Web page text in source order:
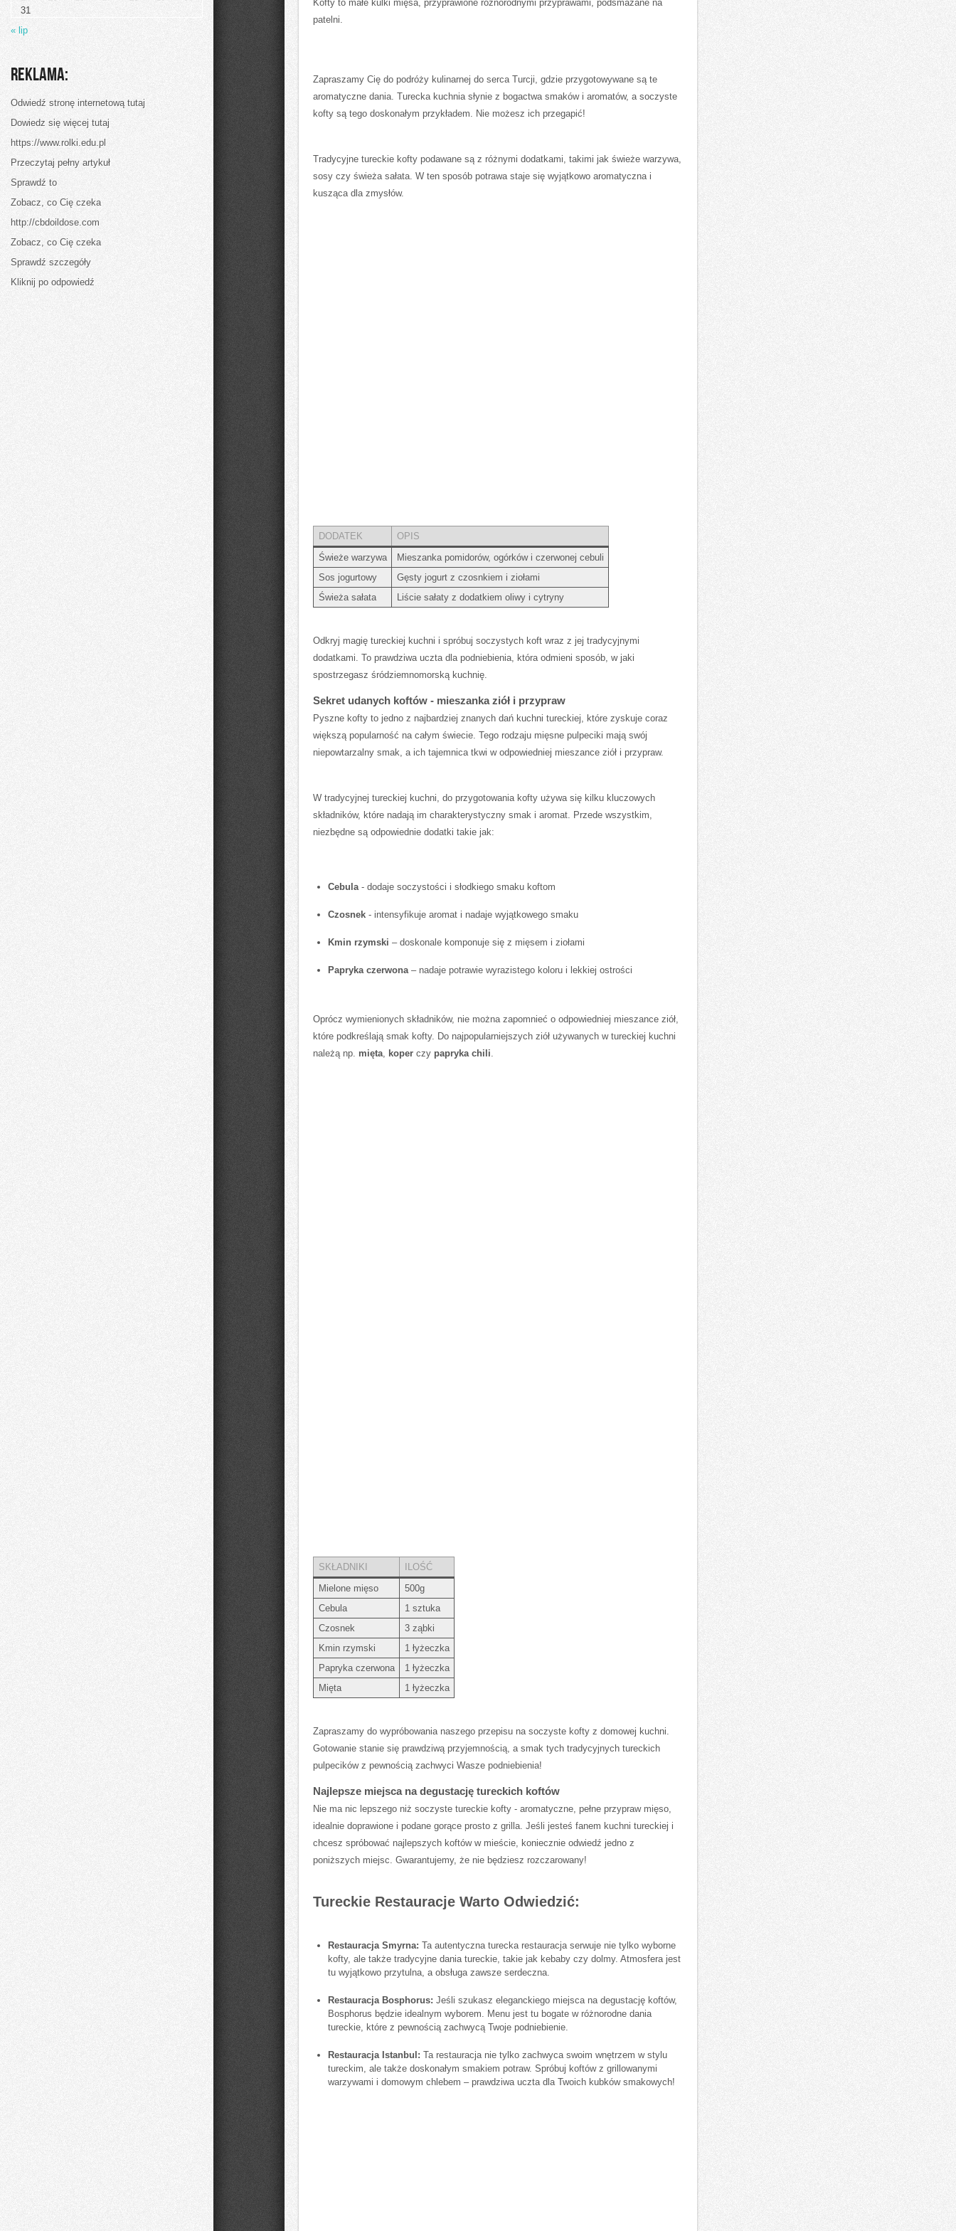
⁤Kofty to małe kulki ⁢mięsa, przyprawione różnorodnymi przyprawami, ​podsmażane ​na
patelni.
Zapraszamy Cię do podróży‍ kulinarnej do serca⁤ Turcji, gdzie przygotowywane ⁤są te
aromatyczne dania. Turecka kuchnia słynie z bogactwa smaków i aromatów, a soczyste
kofty są tego doskonałym przykładem. Nie możesz​ ich przegapić!
Tradycyjne tureckie ⁢kofty podawane są z różnymi dodatkami, ‍takimi jak⁢ świeże warzywa,⁢
sosy ‌czy ⁢świeża⁣ sałata. W ten sposób ⁣potrawa​ staje się wyjątkowo⁢ aromatyczna i
kusząca dla zmysłów.
DODATEK
OPIS
Świeże ⁤warzywa
Mieszanka pomidorów, ogórków i czerwonej cebuli
Sos ⁣jogurtowy
Gęsty jogurt z‍ czosnkiem i ziołami
Świeża ‍sałata
Liście sałaty z dodatkiem oliwy i ⁤cytryny
Odkryj magię tureckiej kuchni​ i spróbuj soczystych koft wraz​ z ‍jej tradycyjnymi
dodatkami.⁤ To prawdziwa⁤ uczta‌ dla podniebienia, która odmieni sposób, w jaki
spostrzegasz ⁤śródziemnomorską kuchnię.
Sekret udanych koftów -‌ mieszanka ziół ⁣i przypraw
Pyszne kofty to jedno z najbardziej znanych​ dań kuchni tureckiej,⁢ które zyskuje coraz
większą⁤ popularność na całym świecie. Tego rodzaju mięsne⁣ pulpeciki mają swój
niepowtarzalny smak, a ich tajemnica‌ tkwi w odpowiedniej mieszance ziół i przypraw.
W tradycyjnej tureckiej kuchni, do przygotowania ​kofty używa się kilku kluczowych
składników, które ​nadają im charakterystyczny⁣ smak i‍ aromat. Przede ⁣wszystkim,
niezbędne są odpowiednie dodatki takie jak:
Cebula⁢- ⁤dodaje soczystości ​i słodkiego smaku⁢ koftom
Czosnek‌- intensyfikuje aromat⁢ i nadaje wyjątkowego ⁢smaku
Kmin rzymski – doskonale komponuje się z mięsem i‍ ziołami
Papryka czerwona– nadaje potrawie wyrazistego ‌koloru⁢ i lekkiej ⁣ostrości
Oprócz wymienionych składników, nie można zapomnieć o odpowiedniej mieszance ziół,⁣
które⁤ podkreślają smak kofty.‌ Do najpopularniejszych ziół ​używanych w tureckiej kuchni
należą np.⁣ mięta, koper czy papryka chili.
SKŁADNIKI
ILOŚĆ
Mielone mięso
500g
Cebula
1 sztuka
Czosnek
3 ‌ząbki
Kmin rzymski
1 łyżeczka
Papryka czerwona
1 ‌łyżeczka
Mięta
1 łyżeczka
Zapraszamy​ do wypróbowania ‌naszego ​przepisu na ⁣soczyste kofty ⁤z domowej ‍kuchni.
Gotowanie stanie się prawdziwą‍ przyjemnością,⁢ a⁢ smak tych ⁢tradycyjnych tureckich
⁤pulpecików⁢ z pewnością zachwyci Wasze podniebienia!
Najlepsze⁤ miejsca na‌ degustację ‍tureckich koftów
Nie ‍ma ‌nic lepszego niż‌ soczyste tureckie ⁣kofty ⁤- aromatyczne, pełne ⁢przypraw mięso,
idealnie ​doprawione ​i podane gorące prosto z⁣ grilla. Jeśli jesteś fanem kuchni tureckiej i
chcesz spróbować najlepszych koftów w mieście, koniecznie odwiedź⁢ jedno z
poniższych miejsc. Gwarantujemy, ​że nie będziesz rozczarowany!
Tureckie Restauracje Warto Odwiedzić:
Restauracja‌ Smyrna: ​Ta autentyczna turecka restauracja serwuje ⁣nie tylko wyborne
kofty, ale także tradycyjne dania tureckie, takie‍ jak kebaby ⁤czy dolmy. Atmosfera jest
​tu wyjątkowo ⁢przytulna, a obsługa zawsze serdeczna.
Restauracja Bosphorus: Jeśli szukasz ⁣eleganckiego ​miejsca ‍na‍ degustację ‍koftów,
Bosphorus będzie idealnym wyborem. Menu jest tu bogate w różnorodne dania
tureckie, które z pewnością zachwycą Twoje podniebienie.
Restauracja Istanbul: Ta restauracja nie tylko zachwyca swoim⁢ wnętrzem ⁣w stylu
tureckim, ale także doskonałym ‍smakiem potraw. Spróbuj koftów z grillowanymi ​
warzywami ⁣i ‌domowym chlebem⁣ – prawdziwa uczta dla Twoich kubków smakowych!
31
« lip
Reklama:
Odwiedź stronę internetową tutaj
Dowiedz się więcej tutaj
https://www.rolki.edu.pl
Przeczytaj pełny artykuł
Sprawdź to
Zobacz, co Cię czeka
http://cbdoildose.com
Zobacz, co Cię czeka
Sprawdź szczegóły
Kliknij po odpowiedź